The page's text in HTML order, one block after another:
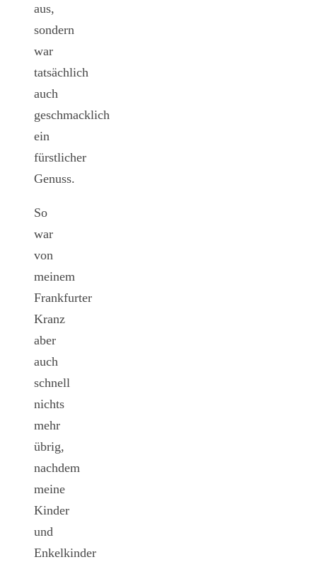
aus,
sondern
war
tatsächlich
auch
geschmacklich
ein
fürstlicher
Genuss.
So
war
von
meinem
Frankfurter
Kranz
aber
auch
schnell
nichts
mehr
übrig,
nachdem
meine
Kinder
und
Enkelkinder